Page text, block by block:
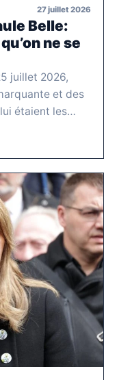
27 juillet 2026
Belle:
ne se
juillet 2026,
et des
étaient les…